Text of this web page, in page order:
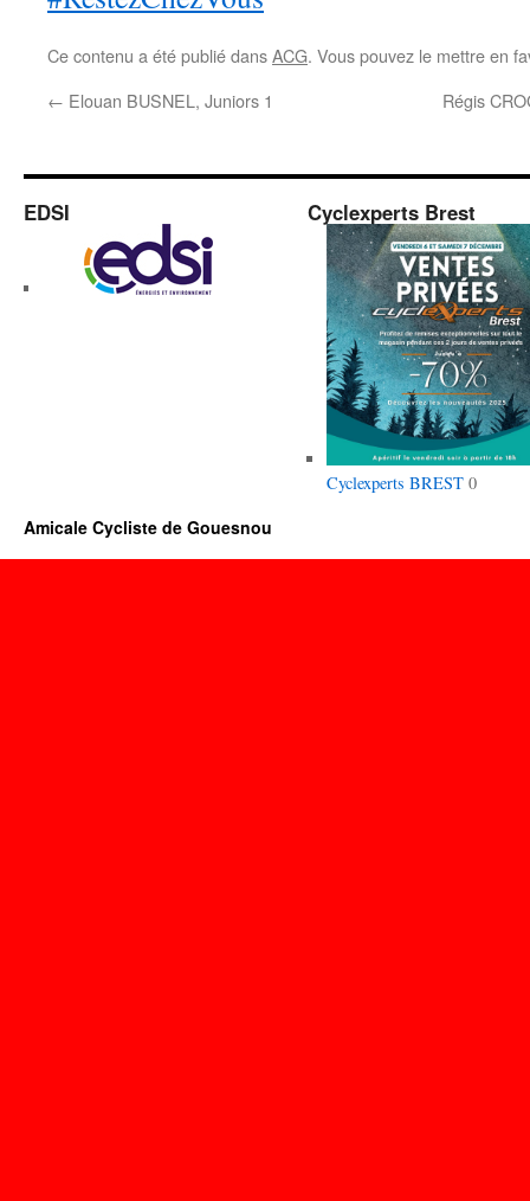
Ce contenu a été publié dansACG. Vous pouvez le mettre en
← Elouan BUSNEL, Juniors 1 Régis
EDSI Cyclexperts Brest
Cyclexperts BREST0
Amicale Cycliste de Gouesnou